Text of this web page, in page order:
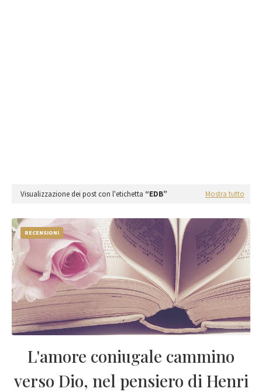
Visualizzazione dei post con l'etichetta EDB Mostra tutto
RECENSIONI
L'amore coniugale cammino
verso Dio, nel pensiero di Henri